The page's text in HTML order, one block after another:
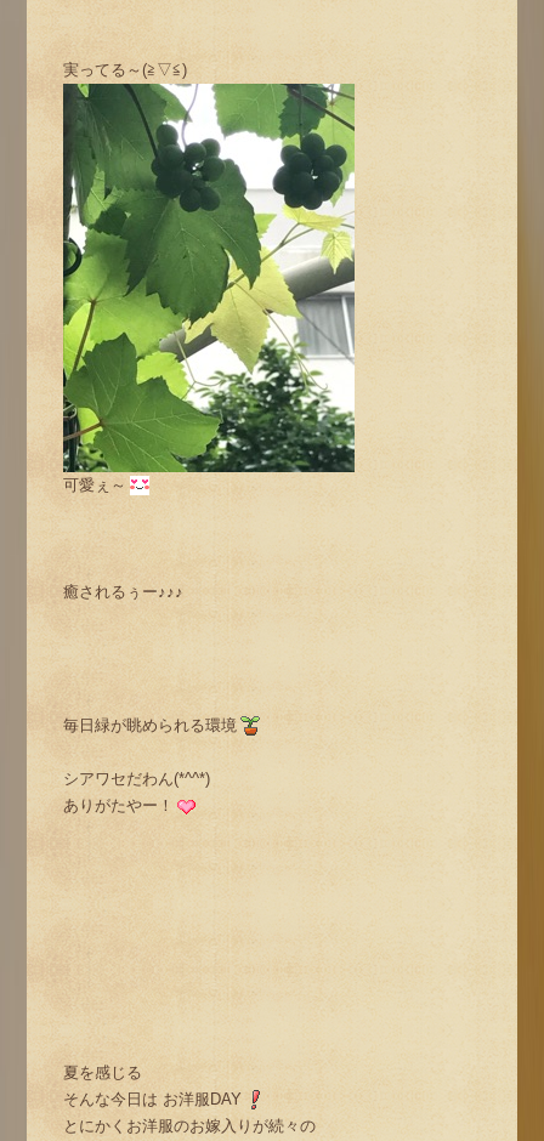
実ってる～(≧▽≦)
可愛ぇ～
癒されるぅー♪♪♪
毎日緑が眺められる環境
シアワセだわん(*^^*)
ありがたやー！
夏を感じる
そんな今日は お洋服DAY
とにかくお洋服のお嫁入りが続々の